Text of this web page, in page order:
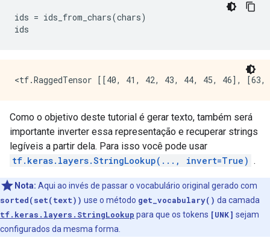
ids = ids_from_chars(chars)
ids
Como o objetivo deste tutorial é gerar texto, também será
importante inverter essa representação e recuperar strings
legíveis a partir dela. Para isso você pode usar
tf.keras.layers.StringLookup(..., invert=True) .
Nota: Aqui ao invés de passar o vocabulário original gerado com
sorted(set(text)) use o método get_vocabulary() da camada
tf.keras.layers.StringLookup para que os tokens [UNK] sejam
configurados da mesma forma.